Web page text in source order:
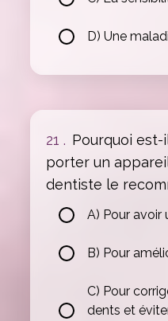
D) Une
21 . Pourquoi
porter un
dentiste le
A) Pour avoir
B) Pour
C) Pour
dents et